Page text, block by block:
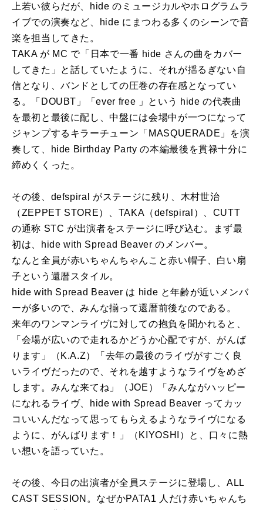
上若い彼らだが、hide のミュージカルやホログラムラ
イブでの演奏など、hide にまつわる多くのシーンで⾳
楽を担当してきた。
TAKA が MC で「⽇本で⼀番 hide さんの曲をカバー
してきた」と話していたように、それが揺るぎない⾃
信となり、バンドとしての圧巻の存在感となってい
る。「DOUBT」「ever free 」という hide の代表曲
を最初と最後に配し、中盤には会場中が⼀つになって
ジャンプするキラーチューン「MASQUERADE」を演
奏して、hide Birthday Party の本編最後を貫禄⼗分に
締めくくった。
その後、defspiral がステージに残り、⽊村世治
（ZEPPET STORE）、TAKA（defspiral）、CUTT
の通称 STC が出演者をステージに呼び込む。まず最
初は、hide with Spread Beaver のメンバー。
なんと全員が⾚いちゃんちゃんこと⾚い帽⼦、⽩い扇
⼦という還暦スタイル。
hide with Spread Beaver は hide と年齢が近いメンバ
ーが多いので、みんな揃って還暦前後なのである。
来年のワンマンライヴに対しての抱負を聞かれると、
「会場が広いので⾛れるかどうか⼼配ですが、がんば
ります」（K.A.Z）「去年の最後のライヴがすごく良
いライヴだったので、それを越すようなライヴをめざ
します。みんな来てね」（JOE）「みんながハッピー
になれるライヴ、hide with Spread Beaver ってカッ
コいいんだなって思ってもらえるようなライヴになる
ように、がんばります！」（KIYOSHI）と、口々に熱
い想いを語っていた。
その後、今日の出演者が全員ステージに登場し、ALL
CAST SESSION。なぜかPATA1 人だけ赤いちゃんち